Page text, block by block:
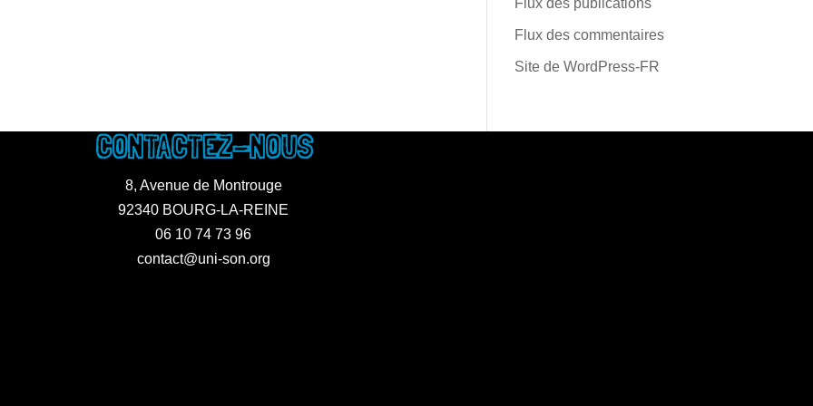
Flux des publications
Flux des commentaires
Site de WordPress-FR
CONTACTEZ-NOUS
8, Avenue de Montrouge
92340 BOURG-LA-REINE
06 10 74 73 96
contact@uni-son.org